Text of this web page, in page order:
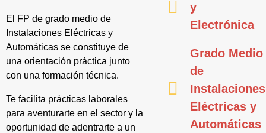
El FP de grado medio de
Instalaciones Eléctricas y
Automáticas se constituye de
una orientación práctica junto
con una formación técnica.
Te facilita prácticas laborales
para aventurarte en el sector y la
oportunidad de adentrarte a un
y
Electrónica
Grado Medio
de
Instalaciones
Eléctricas y
Automáticas